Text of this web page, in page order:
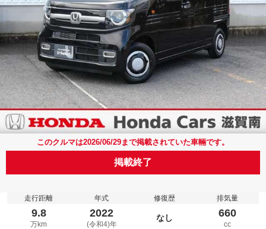
このクルマは2026/06/29まで掲載されていた車輛です。
掲載終了
走行距離
9.8
万km
年式
2022
(令和4)年
修復歴
なし
排気量
660
cc